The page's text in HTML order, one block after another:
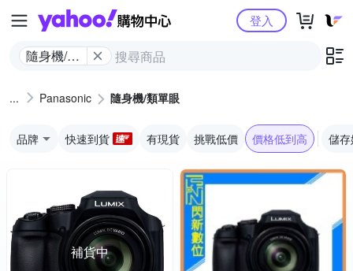
Yahoo購物中心
隨身機/類
登入
Panasonic 隨身機/類單眼
品牌 快速到貨 有現貨 挑戰低價 價格低到高 儲
補貨中